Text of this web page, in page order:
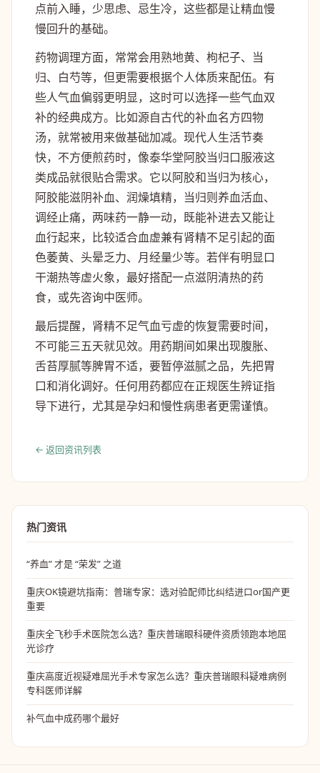
点前入睡，少思虑、忌生冷，这些都是让精血慢
慢回升的基础。
药物调理方面，常常会用熟地黄、枸杞子、当
归、白芍等，但更需要根据个人体质来配伍。有
些人气血偏弱更明显，这时可以选择一些气血双
补的经典成方。比如源自古代的补血名方四物
汤，就常被用来做基础加减。现代人生活节奏
快，不方便煎药时，像泰华堂阿胶当归口服液这
类成品就很贴合需求。它以阿胶和当归为核心，
阿胶能滋阴补血、润燥填精，当归则养血活血、
调经止痛，两味药一静一动，既能补进去又能让
血行起来，比较适合血虚兼有肾精不足引起的面
色萎黄、头晕乏力、月经量少等。若伴有明显口
干潮热等虚火象，最好搭配一点滋阴清热的药
食，或先咨询中医师。
最后提醒，肾精不足气血亏虚的恢复需要时间，
不可能三五天就见效。用药期间如果出现腹胀、
舌苔厚腻等脾胃不适，要暂停滋腻之品，先把胃
口和消化调好。任何用药都应在正规医生辨证指
导下进行，尤其是孕妇和慢性病患者更需谨慎。
← 返回资讯列表
热门资讯
“养血” 才是 “荣发” 之道
重庆OK镜避坑指南：普瑞专家：选对验配师比纠结进口or国产更
重要
重庆全飞秒手术医院怎么选？重庆普瑞眼科硬件资质领跑本地屈
光诊疗
重庆高度近视疑难屈光手术专家怎么选？重庆普瑞眼科疑难病例
专科医师详解
补气血中成药哪个最好